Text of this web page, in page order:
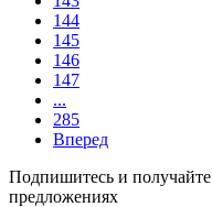
144
145
146
147
...
285
Вперед
Подпишитесь и
предложениях